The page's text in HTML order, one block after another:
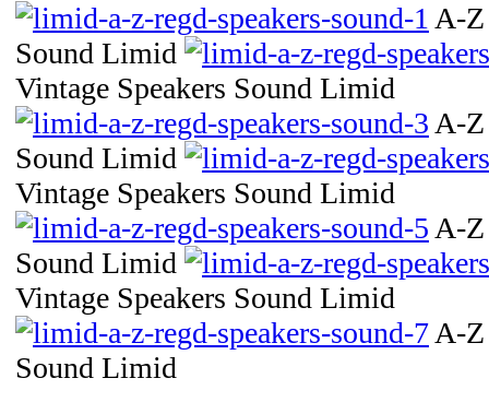
A-Z
Sound Limid
Vintage Speakers Sound Limid
A-Z
Sound Limid
Vintage Speakers Sound Limid
A-Z
Sound Limid
Vintage Speakers Sound Limid
A-Z
Sound Limid